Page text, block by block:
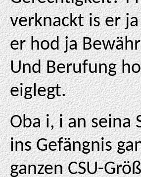
verknackt is er
er hod ja
Und Berufung
eiglegt.
Oba i, i an seina
ins Gefängnis
ganzen CSU-